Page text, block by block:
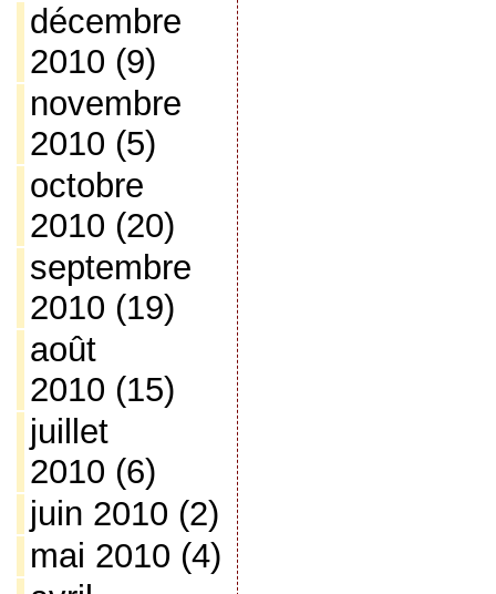
décembre
2010 (9)
novembre
2010 (5)
octobre
2010 (20)
septembre
2010 (19)
août
2010 (15)
juillet
2010 (6)
juin 2010 (2)
mai 2010 (4)